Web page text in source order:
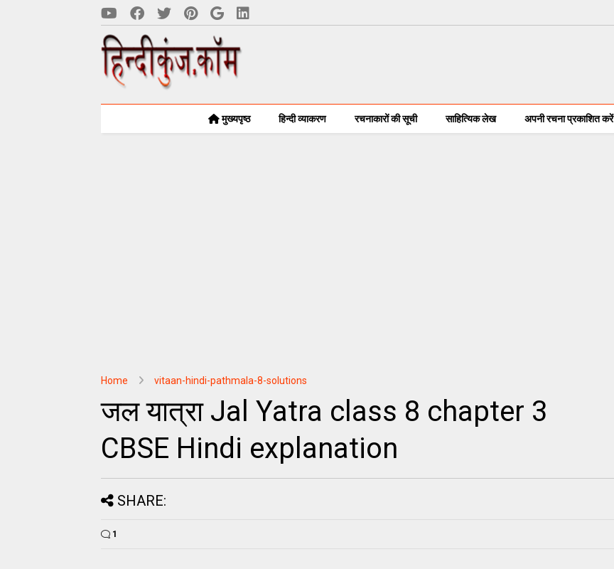
मुख्यपृष्ठ हिन्दी व्याकरण रचनाकारों की सूची साहित्यिक लेख अपनी रचना प्रकाशित करें
Home vitaan-hindi-pathmala-8-solutions
जल यात्रा Jal Yatra class 8 chapter 3
CBSE Hindi explanation
SHARE:
1